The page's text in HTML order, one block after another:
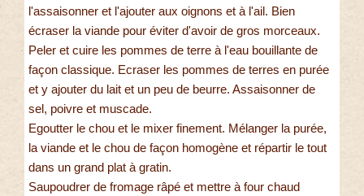
l'assaisonner et l'ajouter aux oignons et à l'ail. Bien
écraser la viande pour éviter d'avoir de gros morceaux.
Peler et cuire les pommes de terre à l'eau bouillante de
façon classique. Ecraser les pommes de terres en purée
et y ajouter du lait et un peu de beurre. Assaisonner de
sel, poivre et muscade.
Egoutter le chou et le mixer finement. Mélanger la purée,
la viande et le chou de façon homogène et répartir le tout
dans un grand plat à gratin.
Saupoudrer de fromage râpé et mettre à four chaud